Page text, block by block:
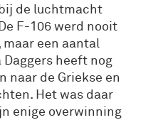
de luchtmacht
F-106 werd nooit
een aantal
heeft nog
naar de Griekse en
Het was daar
enige overwinning